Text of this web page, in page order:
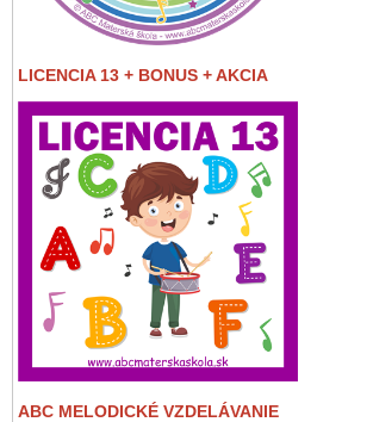
LICENCIA 13 + BONUS + AKCIA
ABC MELODICKÉ VZDELÁVANIE